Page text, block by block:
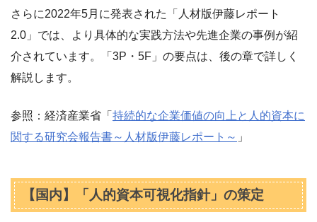
さらに2022年5月に発表された「人材版伊藤レポート
2.0」では、より具体的な実践方法や先進企業の事例が紹
介されています。「3P・5F」の要点は、後の章で詳しく
解説します。
参照：経済産業省「 持続的な企業価値の向上と人的資本に
関する研究会報告書～人材版伊藤レポート～ 」
【国内】「人的資本可視化指針」の策定